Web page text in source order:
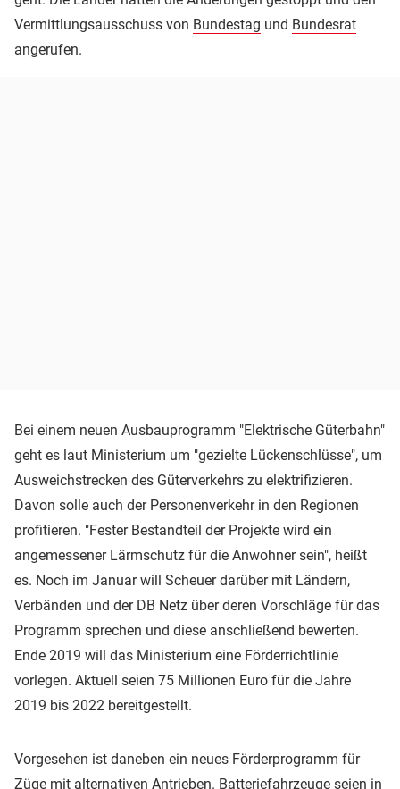
Vermittlungsausschuss von Bundestag und Bundesrat
angerufen.
Bei einem neuen Ausbauprogramm "Elektrische Güterbahn"
geht es laut Ministerium um "gezielte Lückenschlüsse", um
Ausweichstrecken des Güterverkehrs zu elektrifizieren.
Davon solle auch der Personenverkehr in den Regionen
profitieren. "Fester Bestandteil der Projekte wird ein
angemessener Lärmschutz für die Anwohner sein", heißt
es. Noch im Januar will Scheuer darüber mit Ländern,
Verbänden und der DB Netz über deren Vorschläge für das
Programm sprechen und diese anschließend bewerten.
Ende 2019 will das Ministerium eine Förderrichtlinie
vorlegen. Aktuell seien 75 Millionen Euro für die Jahre
2019 bis 2022 bereitgestellt.
Vorgesehen ist daneben ein neues Förderprogramm für
Züge mit alternativen Antrieben. Batteriefahrzeuge seien in